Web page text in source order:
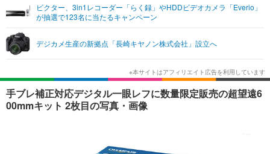
ネタ
ショッピング その他
エンタメTOP 映画・ドラマ
韓国・芸能
音楽 スポーツ
ライフ
ライフTOP グルメ
ペット ショッピング
リリース一覧
プッシュ通知の停止方法
ビクター、3in1レコーダー「らく録」やHDDビデオカメラ「Everio」
が抽選で123名に当たるキャンペーン
デジカメ生産の新拠点「長崎キヤノン株式会社」設立へ
手ブレ補正対応デジタル一眼レフに数量限定販売の超望遠6
00mmキット 2枚目の写真・画像